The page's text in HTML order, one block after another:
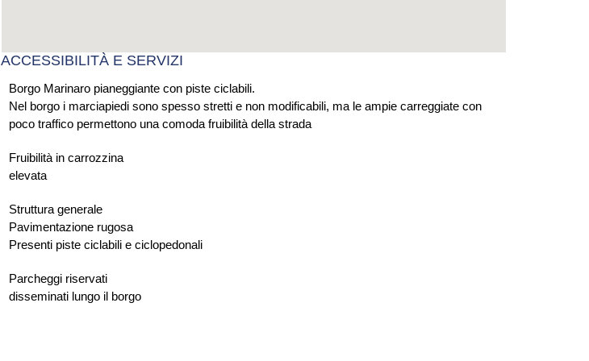
ACCESSIBILITÀ E SERVIZI
Borgo Marinaro pianeggiante con piste ciclabili.
Nel borgo i marciapiedi sono spesso stretti e non modificabili, ma le ampie carreggiate con
poco traffico permettono una comoda fruibilità della strada
Fruibilità in carrozzina
elevata
Struttura generale
Pavimentazione rugosa
Presenti piste ciclabili e ciclopedonali
Parcheggi riservati
disseminati lungo il borgo